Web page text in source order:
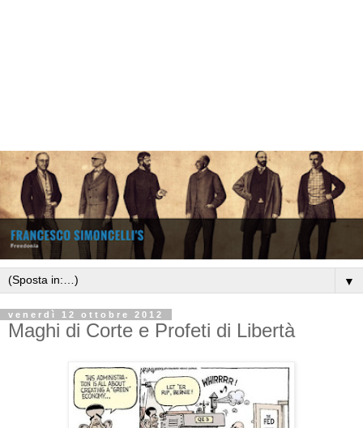
▼
venerdì 12 ottobre 2012
Maghi di Corte e Profeti di Libertà